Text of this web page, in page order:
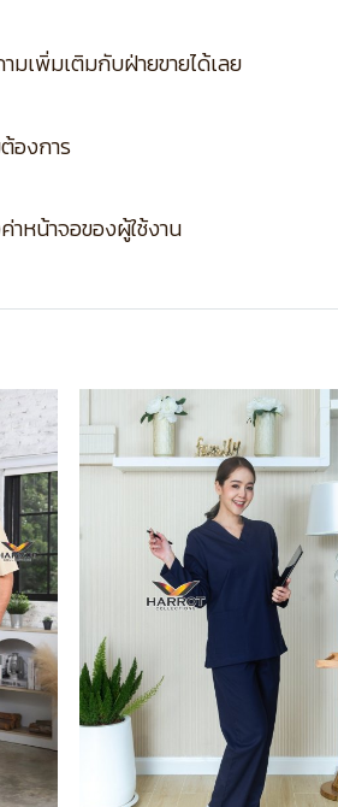
เพิ่มเติมกับฝ่ายขายได้เลย
องการ
หน้าจอของผู้ใช้งาน